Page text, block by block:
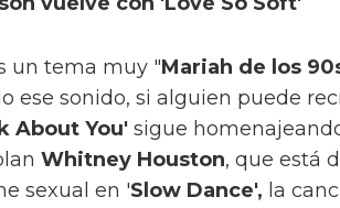
un tema muy "Mariah de los
ese sonido, si alguien puede
About You' sigue
Whitney Houston, que está
sexual en 'Slow Dance', la